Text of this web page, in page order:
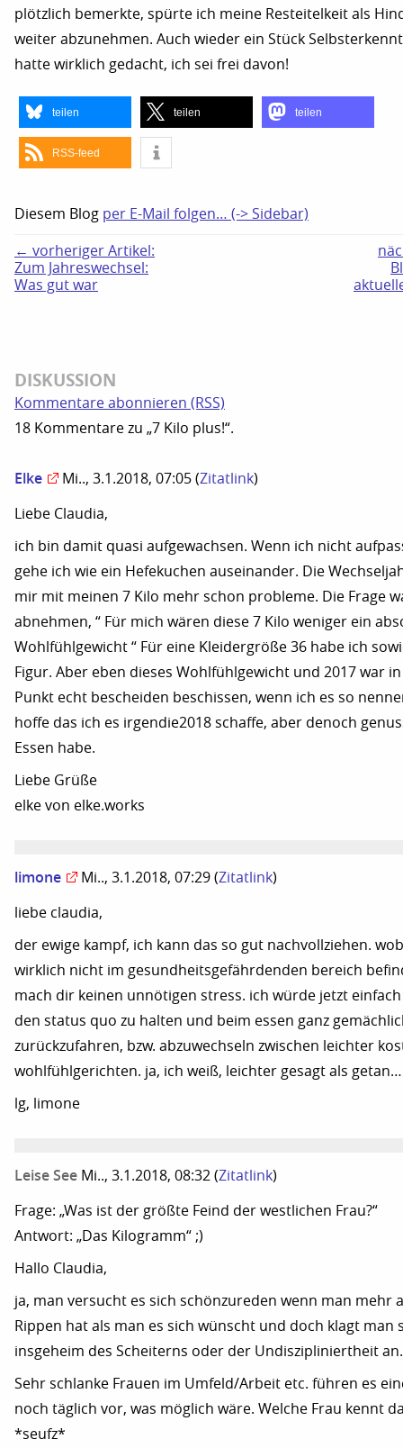
plötzlich bemerkte, spürte ich meine Resteitelkeit als
weiter abzunehmen. Auch wieder ein Stück
hatte wirklich gedacht, ich sei frei davon!
teilen teilen teilen
RSS-feed
Diesem Blog per E-Mail folgen… (-> Sidebar)
← vorheriger Artikel:
Zum Jahreswechsel:
Was gut war
DISKUSSION
Kommentare abonnieren (RSS)
18 Kommentare zu „7 Kilo plus!“.
Elke Mi.., 3.1.2018, 07:05 (Zitatlink)
Liebe Claudia,
ich bin damit quasi aufgewachsen. Wenn ich nicht
gehe ich wie ein Hefekuchen auseinander. Die
mir mit meinen 7 Kilo mehr schon probleme. Die Frage
abnehmen, “ Für mich wären diese 7 Kilo weniger ein
Wohlfühlgewicht “ Für eine Kleidergröße 36 habe ich
Figur. Aber eben dieses Wohlfühlgewicht und 2017 war
Punkt echt bescheiden beschissen, wenn ich es so
hoffe das ich es irgendie2018 schaffe, aber denoch
Essen habe.
Liebe Grüße
elke von elke.works
limone Mi.., 3.1.2018, 07:29 (Zitatlink)
liebe claudia,
der ewige kampf, ich kann das so gut nachvollziehen.
wirklich nicht im gesundheitsgefährdenden bereich
mach dir keinen unnötigen stress. ich würde jetzt
den status quo zu halten und beim essen ganz
zurückzufahren, bzw. abzuwechseln zwischen leichter
wohlfühlgerichten. ja, ich weiß, leichter gesagt als
lg, limone
Leise See Mi.., 3.1.2018, 08:32 (Zitatlink)
Frage: „Was ist der größte Feind der westlichen Frau?“
Antwort: „Das Kilogramm“ ;)
Hallo Claudia,
ja, man versucht es sich schönzureden wenn man mehr
Rippen hat als man es sich wünscht und doch klagt man
insgeheim des Scheiterns oder der Undiszipliniertheit an.
Sehr schlanke Frauen im Umfeld/Arbeit etc. führen es
noch täglich vor, was möglich wäre. Welche Frau kennt
*seufz*